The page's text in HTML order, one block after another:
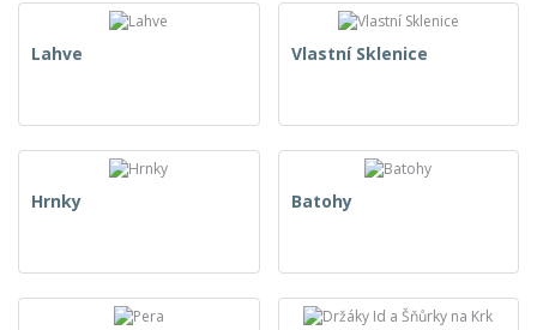
Lahve Vlastní Sklenice
Hrnky Batohy